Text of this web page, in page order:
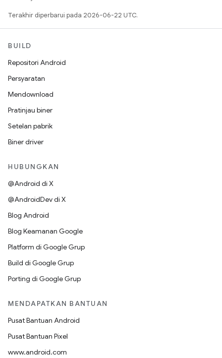
Terakhir diperbarui pada 2026-06-22 UTC.
BUILD
Repositori Android
Persyaratan
Mendownload
Pratinjau biner
Setelan pabrik
Biner driver
HUBUNGKAN
@Android di X
@AndroidDev di X
Blog Android
Blog Keamanan Google
Platform di Google Grup
Build di Google Grup
Porting di Google Grup
MENDAPATKAN BANTUAN
Pusat Bantuan Android
Pusat Bantuan Pixel
www.android.com